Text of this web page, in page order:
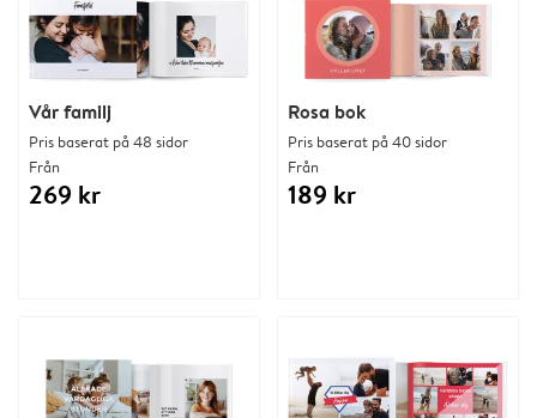
Rosa bok
Pris baserat på 40 sidor
Från
189 kr
Vår familj
Pris baserat på 48 sidor
Från
269 kr